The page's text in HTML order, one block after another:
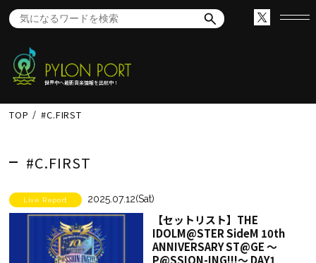
世界中へ最新音楽情報を出航中！
TOP #C.FIRST
#C.FIRST
Live Report 2025.07.12(Sat)
【セットリスト】THE
IDOLM@STER SideM 10th
ANNIVERSARY ST@GE ～
P@SSION-ING!!!～ DAY1